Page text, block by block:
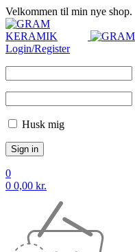
Velkommen til min nye shop.
Login/Register
Husk mig
0
0 0,00 kr.